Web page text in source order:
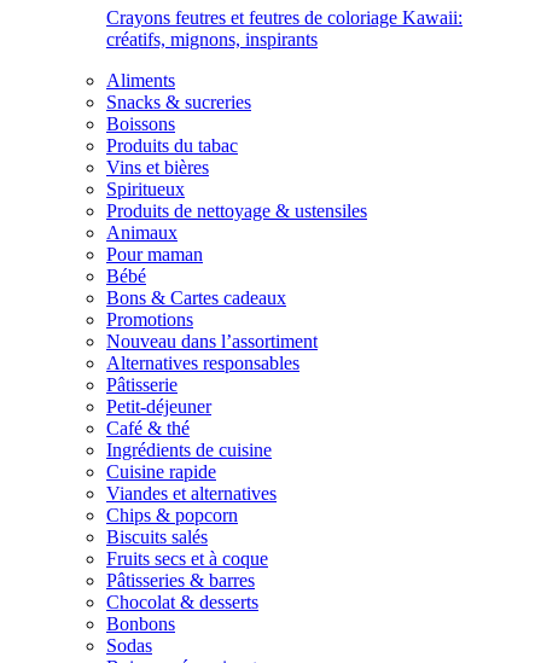
Crayons feutres et feutres de coloriage Kawaii:
créatifs, mignons, inspirants
Aliments
Snacks & sucreries
Boissons
Produits du tabac
Vins et bières
Spiritueux
Produits de nettoyage & ustensiles
Animaux
Pour maman
Bébé
Bons & Cartes cadeaux
Promotions
Nouveau dans l’assortiment
Alternatives responsables
Pâtisserie
Petit-déjeuner
Café & thé
Ingrédients de cuisine
Cuisine rapide
Viandes et alternatives
Chips & popcorn
Biscuits salés
Fruits secs et à coque
Pâtisseries & barres
Chocolat & desserts
Bonbons
Sodas